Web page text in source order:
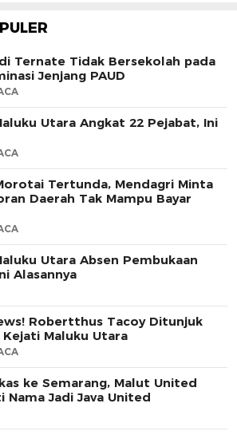
Ternate Tidak Bersekolah pada
Jenjang PAUD
Utara Angkat 22 Pejabat, Ini
Tertunda, Mendagri Minta
Daerah Tak Mampu Bayar
Utara Absen Pembukaan
Alasannya
Robertthus Tacoy Ditunjuk
Kejati Maluku Utara
ke Semarang, Malut United
Nama Jadi Java United